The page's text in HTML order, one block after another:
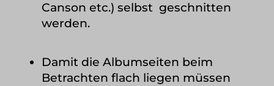
Canson etc.) selbst geschnitten
werden.
Damit die Albumseiten beim
Betrachten flach liegen müssen